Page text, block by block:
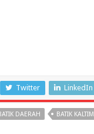
Twitter LinkedIn
DAERAH BATIK KALTIM